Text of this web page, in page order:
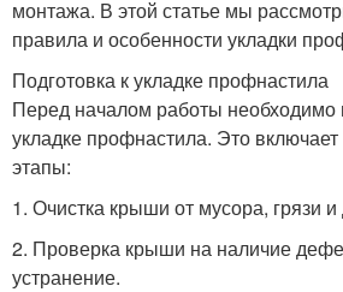
монтажа. В этой статье мы
правила и особенности укладки
Подготовка к укладке профнастила
Перед началом работы необходимо
укладке профнастила. Это
этапы:
1. Очистка крыши от мусора, грязи и
2. Проверка крыши на наличие
устранение.